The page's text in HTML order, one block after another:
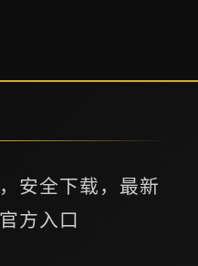
安全下载，最新
方入口